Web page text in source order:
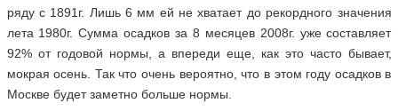
ряду с 1891г. Лишь 6 мм ей не хватает до рекордного значения
лета 1980г. Сумма осадков за 8 месяцев 2008г. уже составляет
92% от годовой нормы, а впереди еще, как это часто бывает,
мокрая осень. Так что очень вероятно, что в этом году осадков в
Москве будет заметно больше нормы.